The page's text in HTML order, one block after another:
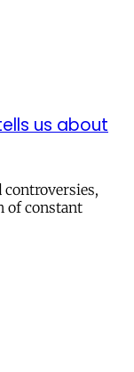
us about
of constant